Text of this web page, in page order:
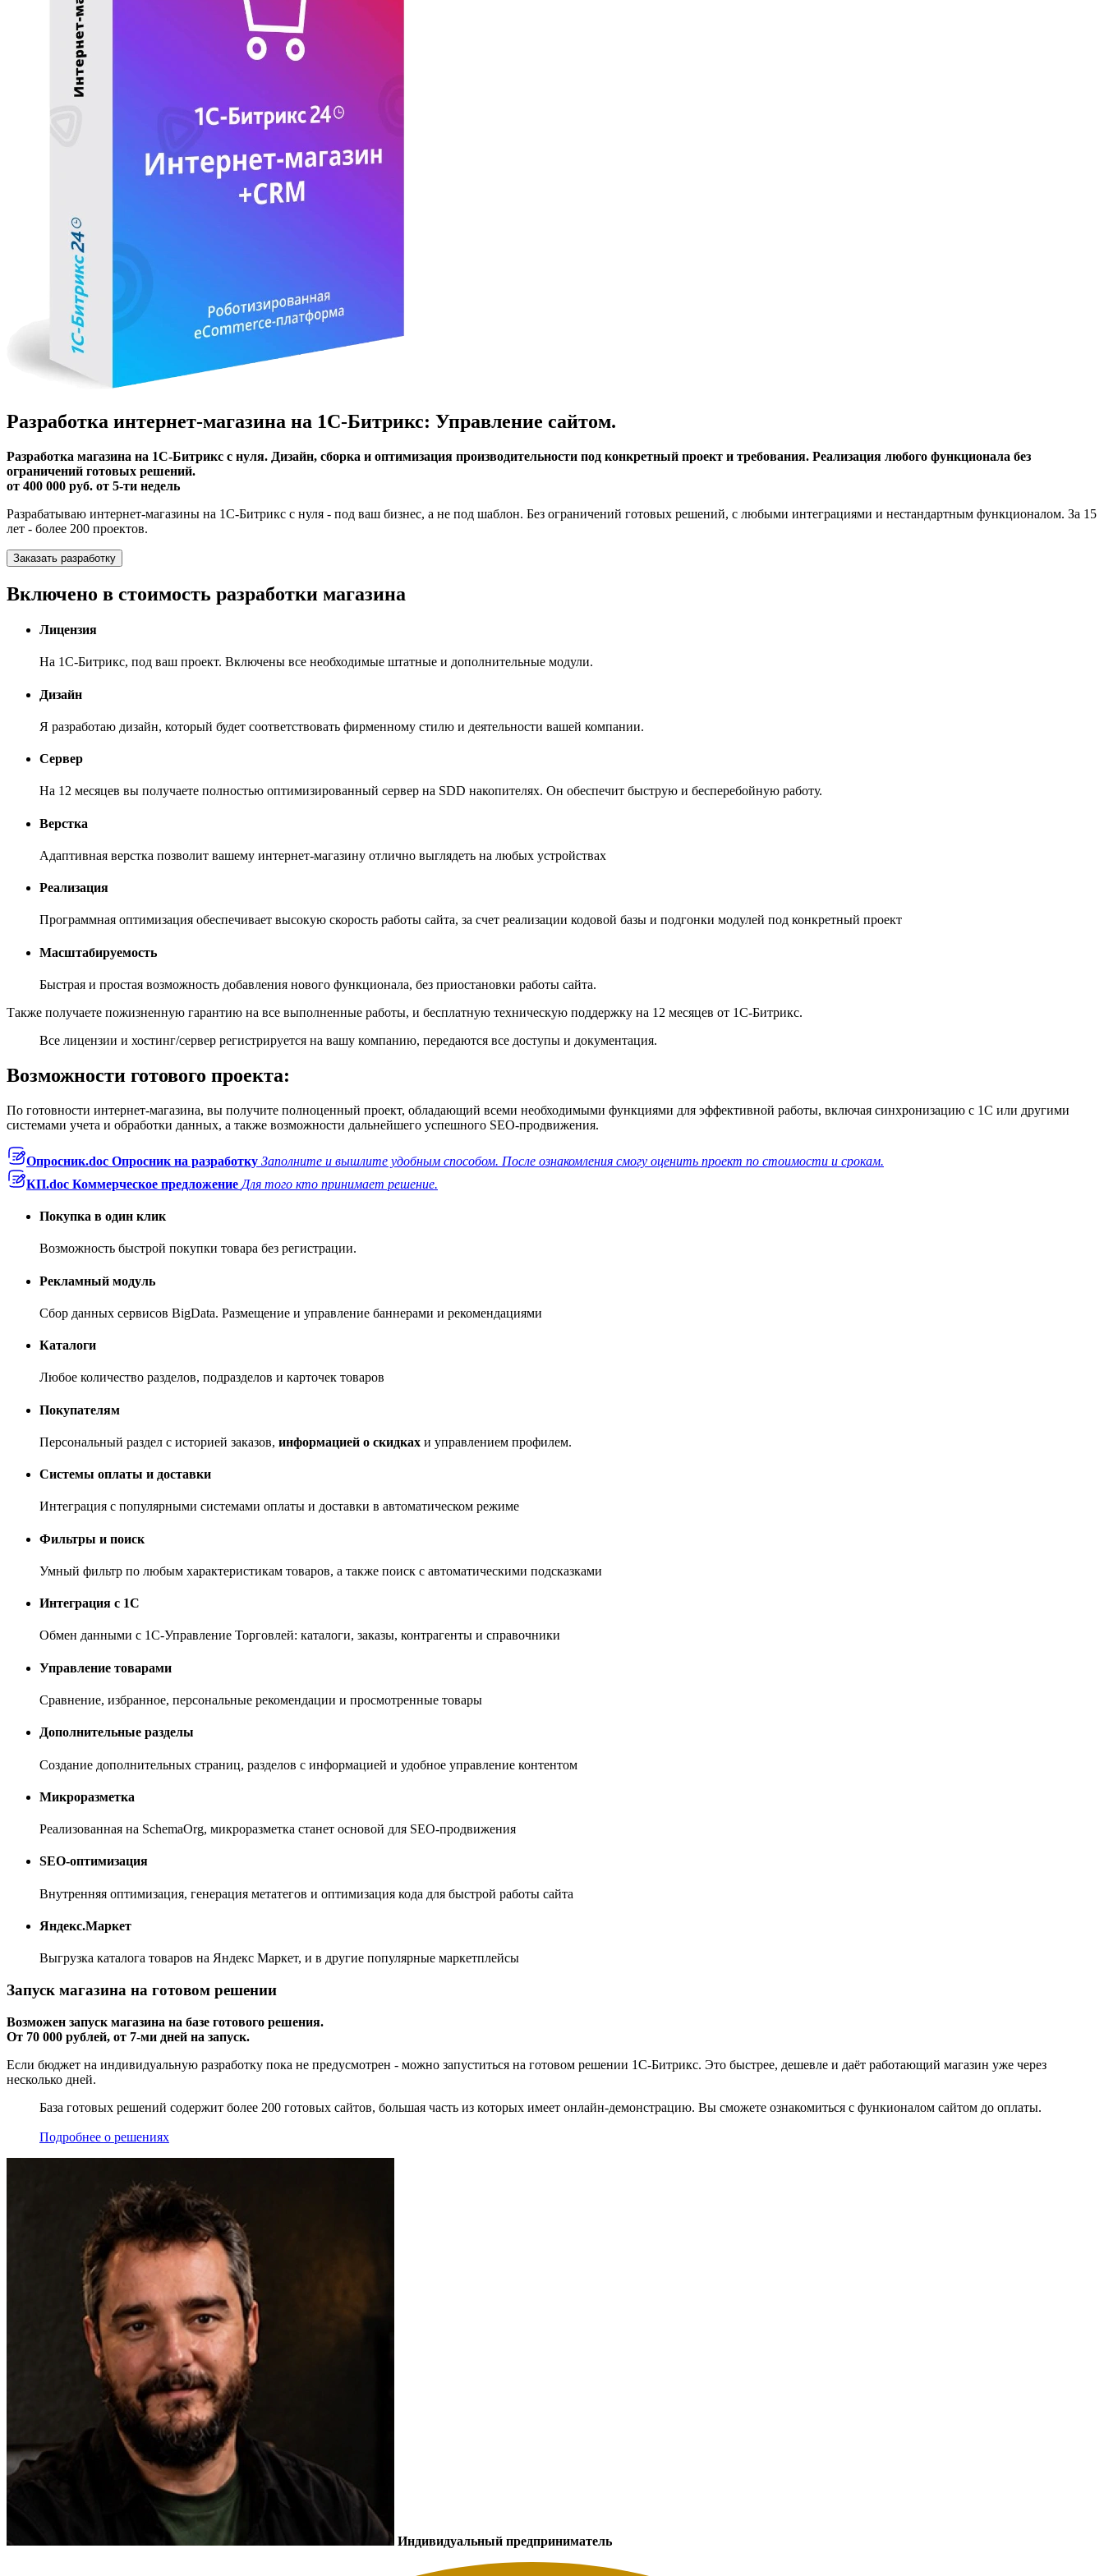
Разработка интернет-магазина на 1С-Битрикс: Управление сайтом.
Разработка магазина на 1С-Битрикс с нуля. Дизайн, сборка и оптимизация производительности под конкретный проект и требования. Реализация любого функционала без
ограничений готовых решений.
от 400 000 руб. от 5-ти недель
Разрабатываю интернет-магазины на 1С-Битрикс с нуля - под ваш бизнес, а не под шаблон. Без ограничений готовых решений, с любыми интеграциями и нестандартным функционалом. За 15
лет - более 200 проектов.
Заказать разработку
Включено в стоимость разработки магазина
Лицензия
На 1С-Битрикс, под ваш проект. Включены все необходимые штатные и дополнительные модули.
Дизайн
Я разработаю дизайн, который будет соответствовать фирменному стилю и деятельности вашей компании.
Сервер
На 12 месяцев вы получаете полностью оптимизированный сервер на SDD накопителях. Он обеспечит быструю и бесперебойную работу.
Верстка
Адаптивная верстка позволит вашему интернет-магазину отлично выглядеть на любых устройствах
Реализация
Программная оптимизация обеспечивает высокую скорость работы сайта, за счет реализации кодовой базы и подгонки модулей под конкретный проект
Масштабируемость
Быстрая и простая возможность добавления нового функционала, без приостановки работы сайта.
Также получаете пожизненную гарантию на все выполненные работы, и бесплатную техническую поддержку на 12 месяцев от 1С-Битрикс.
Все лицензии и хостинг/сервер регистрируется на вашу компанию, передаются все доступы и документация.
Возможности готового проекта:
По готовности интернет-магазина, вы получите полноценный проект, обладающий всеми необходимыми функциями для эффективной работы, включая синхронизацию с 1С или другими
системами учета и обработки данных, а также возможности дальнейшего успешного SEO-продвижения.
Опросник.doc Опросник на разработку Заполните и вышлите удобным способом. После ознакомления смогу оценить проект по стоимости и срокам.
КП.doc Коммерческое предложение Для того кто принимает решение.
Покупка в один клик
Возможность быстрой покупки товара без регистрации.
Рекламный модуль
Сбор данных сервисов BigData. Размещение и управление баннерами и рекомендациями
Каталоги
Любое количество разделов, подразделов и карточек товаров
Покупателям
Персональный раздел с историей заказов, информацией о скидках и управлением профилем.
Системы оплаты и доставки
Интеграция с популярными системами оплаты и доставки в автоматическом режиме
Фильтры и поиск
Умный фильтр по любым характеристикам товаров, а также поиск с автоматическими подсказками
Интеграция с 1С
Обмен данными с 1С-Управление Торговлей: каталоги, заказы, контрагенты и справочники
Управление товарами
Сравнение, избранное, персональные рекомендации и просмотренные товары
Дополнительные разделы
Создание дополнительных страниц, разделов с информацией и удобное управление контентом
Микроразметка
Реализованная на SchemaOrg, микроразметка станет основой для SEO-продвижения
SEO-оптимизация
Внутренняя оптимизация, генерация метатегов и оптимизация кода для быстрой работы сайта
Яндекс.Маркет
Выгрузка каталога товаров на Яндекс Маркет, и в другие популярные маркетплейсы
Запуск магазина на готовом решении
Возможен запуск магазина на базе готового решения.
От 70 000 рублей, от 7-ми дней на запуск.
Если бюджет на индивидуальную разработку пока не предусмотрен - можно запуститься на готовом решении 1С-Битрикс. Это быстрее, дешевле и даёт работающий магазин уже через
несколько дней.
База готовых решений содержит более 200 готовых сайтов, большая часть из которых имеет онлайн-демонстрацию. Вы сможете ознакомиться с функионалом сайтом до оплаты.
Подробнее о решениях
Индивидуальный предприниматель